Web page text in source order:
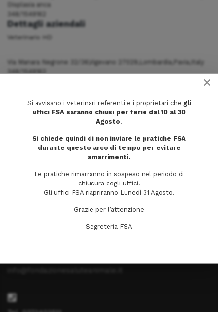
Displasia anca
Dettagli aziendali
Veterinario HD
Via Manara Negrone 32/36,Vigevano 27029,Lombardia,Pavia,Italy
×
Si avvisano i veterinari referenti e i proprietari che gli
uffici FSA saranno chiusi per ferie dal 10 al 30
Agosto.
Si chiede quindi di non inviare le pratiche FSA
durante questo arco di tempo per evitare
smarrimenti.
Le pratiche rimarranno in sospeso nel periodo di
chiusura degli uffici.
Gli uffici FSA riapriranno Lunedì 31 Agosto.
Grazie per l’attenzione
Segreteria FSA